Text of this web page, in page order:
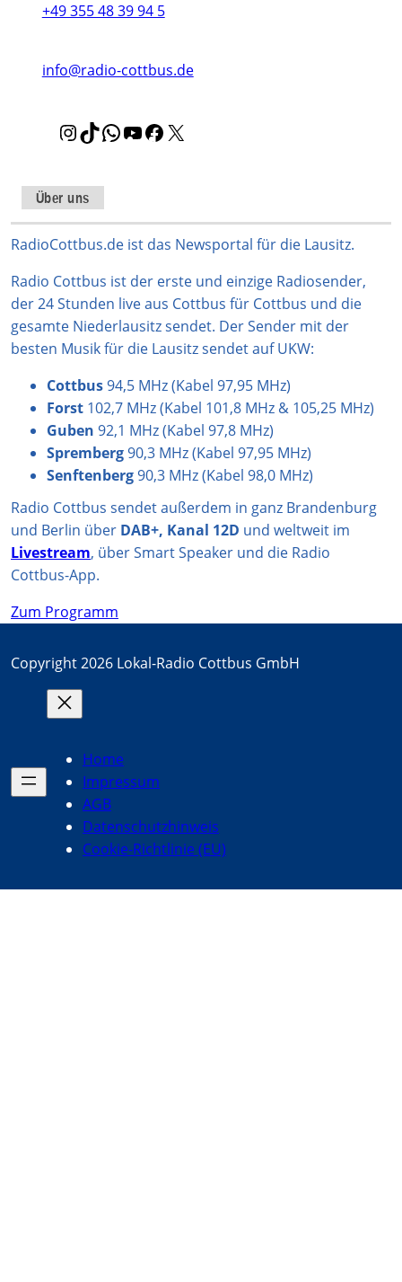
+49 355 48 39 94 5
info@radio-cottbus.de
I
t
a
g
a
m
T
o
k
W
s
A
p
Y
u
b
F
b
o
k
Über uns
RadioCottbus.de ist das Newsportal für die Lausitz.
Radio Cottbus ist der erste und einzige Radiosender,
der 24 Stunden live aus Cottbus für Cottbus und die
gesamte Niederlausitz sendet. Der Sender mit der
besten Musik für die Lausitz sendet auf UKW:
Cottbus94,5 MHz (Kabel 97,95 MHz)
Forst 102,7 MHz (Kabel 101,8 MHz & 105,25 MHz)
Guben 92,1 MHz (Kabel 97,8 MHz)
Spremberg90,3 MHz (Kabel 97,95 MHz)
Senftenberg90,3 MHz (Kabel 98,0 MHz)
Radio Cottbus sendet außerdem in ganz Brandenburg
und Berlin über DAB+, Kanal 12D und weltweit im
Livestream, über Smart Speaker und die Radio
Cottbus-App.
Zum Programm
Copyright 2026 Lokal-Radio Cottbus GmbH
Home
Impressum
AGB
Datenschutzhinweis
Cookie-Richtlinie (EU)